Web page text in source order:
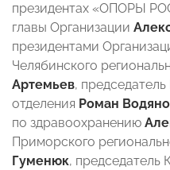
президентах «ОПОРЫ
главы Организации
президентами
Челябинского
Артемьев,
отделения Роман
по здравоохранению
Приморского
Гуменюк, председатель